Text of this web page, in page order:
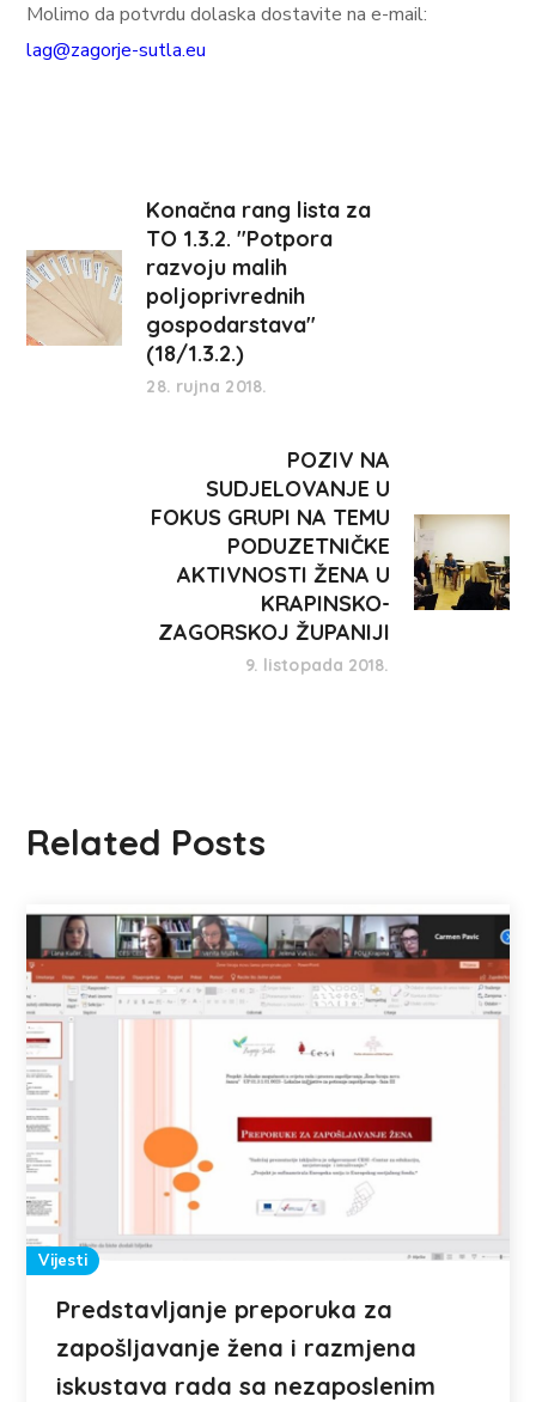
Molimo da potvrdu dolaska dostavite na e-mail:
lag@zagorje-sutla.eu
Konačna rang lista za
TO 1.3.2. "Potpora
razvoju malih
poljoprivrednih
gospodarstava"
(18/1.3.2.)
28. rujna 2018.
POZIV NA
SUDJELOVANJE U
FOKUS GRUPI NA TEMU
PODUZETNIČKE
AKTIVNOSTI ŽENA U
KRAPINSKO-
ZAGORSKOJ ŽUPANIJI
9. listopada 2018.
Related Posts
Vijesti
Predstavljanje preporuka za
zapošljavanje žena i razmjena
iskustava rada sa nezaposlenim